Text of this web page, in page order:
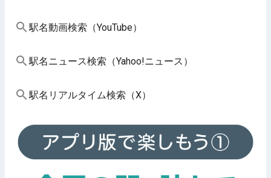
駅名動画検索（YouTube）
駅名ニュース検索（Yahoo!ニュース）
駅名リアルタイム検索（X）